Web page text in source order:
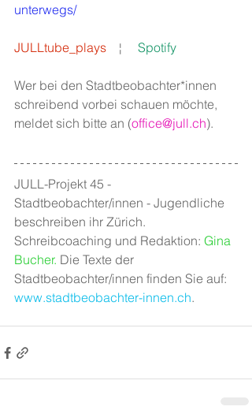
unterwegs/
JULLtube_plays
   ¦
Spotify
Wer bei den Stadtbeobachter*innen
schreibend vorbei schauen möchte,
meldet sich bitte an (office@jull.ch).
JULL-Projekt 45 -
Stadtbeobachter/innen - Jugendliche
beschreiben ihr Zürich.
Schreibcoaching und Redaktion: Gina
Bucher. Die Texte der
Stadtbeobachter/innen finden Sie auf:
www.stadtbeobachter-innen.ch.